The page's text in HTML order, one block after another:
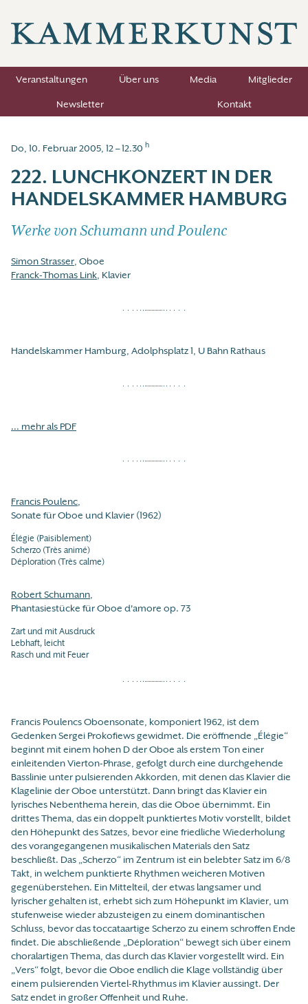
Veranstaltungen Über uns Media
Mitglieder
Newsletter
Kontakt
Do, 10. Februar 2005, 12 – 12.30 h
222. LUNCHKONZERT IN DER
HANDELSKAMMER HAMBURG
Werke von Schumann und Poulenc
Simon Strasser, Oboe
Franck-Thomas Link, Klavier
Handelskammer Hamburg, Adolphsplatz 1, U Bahn Rathaus
... mehr als PDF
Francis Poulenc,
Sonate für Oboe und Klavier (1962)
Élégie (Paisiblement)
Scherzo (Très animé)
Déploration (Très calme)
Robert Schumann,
Phantasiestücke für Oboe d'amore op. 73
Zart und mit Ausdruck
Lebhaft, leicht
Rasch und mit Feuer
Francis Poulencs Oboensonate, komponiert 1962, ist dem
Gedenken Sergei Prokofiews gewidmet. Die eröffnende „Élégie“
beginnt mit einem hohen D der Oboe als erstem Ton einer
einleitenden Vierton-Phrase, gefolgt durch eine durchgehende
Basslinie unter pulsierenden Akkorden, mit denen das Klavier die
Klagelinie der Oboe unterstützt. Dann bringt das Klavier ein
lyrisches Nebenthema herein, das die Oboe übernimmt. Ein
drittes Thema, das ein doppelt punktiertes Motiv vorstellt, bildet
den Höhepunkt des Satzes, bevor eine friedliche Wiederholung
des vorangegangenen musikalischen Materials den Satz
beschließt. Das „Scherzo“ im Zentrum ist ein belebter Satz im 6/8
Takt, in welchem punktierte Rhythmen weicheren Motiven
gegenüberstehen. Ein Mittelteil, der etwas langsamer und
lyrischer gehalten ist, erhebt sich zum Höhepunkt im Klavier, um
stufenweise wieder abzusteigen zu einem dominantischen
Schluss, bevor das toccataartige Scherzo zu einem schroffen Ende
findet. Die abschließende „Déploration“ bewegt sich über einem
choralartigen Thema, das durch das Klavier vorgestellt wird. Ein
„Vers“ folgt, bevor die Oboe endlich die Klage vollständig über
einem pulsierenden Viertel-Rhythmus im Klavier aussingt. Der
Satz endet in großer Offenheit und Ruhe.